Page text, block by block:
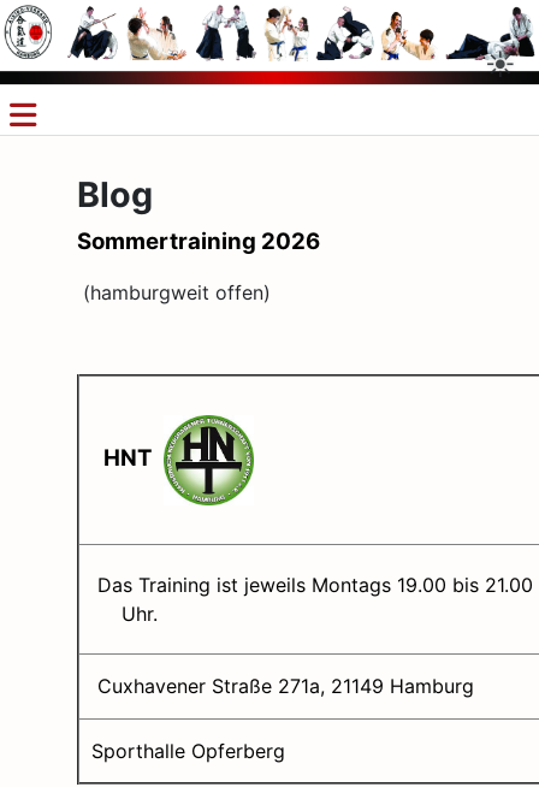
Blog
Sommertraining 2026
(hamburgweit offen)
HNT
Das Training ist jeweils Montags 19.00 bis 21.00
Uhr.
Cuxhavener Straße 271a, 21149 Hamburg
Sporthalle Opferberg